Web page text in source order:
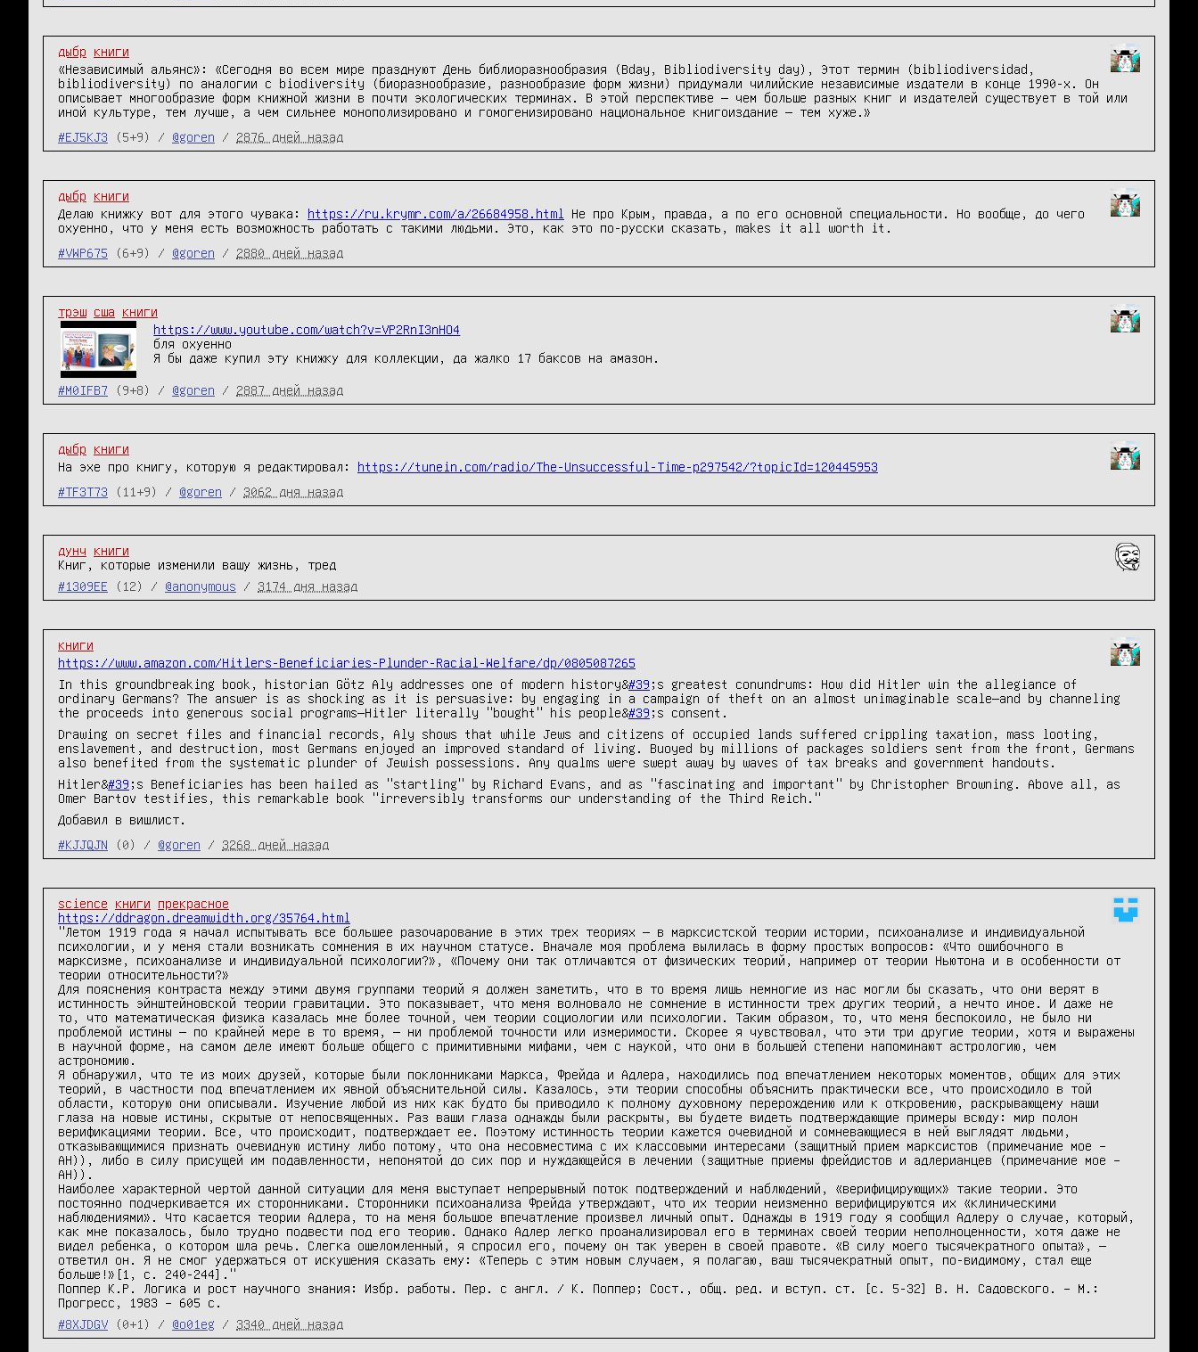
дыбр
книги
«Независимый альянс»: «Сегодня во всем мире празднуют День библиоразнообразия (Bday, Bibliodiversity day), Этот термин (bibliodiversidad,
bibliodiversity) по аналогии с biodiversity (биоразнообразие, разнообразие форм жизни) придумали чилийские независимые издатели в конце 1990-х. Он
описывает многообразие форм книжной жизни в почти экологических терминах. В этой перспективе — чем больше разных книг и издателей существует в той или
иной культуре, тем лучше, а чем сильнее монополизировано и гомогенизировано национальное книгоиздание — тем хуже.»
#EJ5KJ3
(5+9) / @goren / 2876 дней назад
дыбр
книги
Делаю книжку вот для этого чувака: https://ru.krymr.com/a/26684958.html
Не про Крым, правда, а по его основной специальности. Но вообще, до чего
охуенно, что у меня есть возможность работать с такими людьми. Это, как это по-русски сказать, makes it all worth it.
#VWP675
(6+9) / @goren / 2880 дней назад
трэш сша
книги
https://www.youtube.com/watch?v=VP2RnI3nHO4
бля охуенно
Я бы даже купил эту книжку для коллекции, да жалко 17 баксов на амазон.
#M0IFB7 (9+8) / @goren / 2887 дней назад
дыбр
книги
На эхе про книгу, которую я редактировал: https://tunein.com/radio/The-Unsuccessful-Time-p297542/?topicId=120445953
#TF3T73
(11+9) / @goren / 3062 дня назад
дунч
книги
Книг, которые изменили вашу жизнь, тред
#1309EE
(12) / @anonymous / 3174 дня назад
книги
https://www.amazon.com/Hitlers-Beneficiaries-Plunder-Racial-Welfare/dp/0805087265
In this groundbreaking book, historian Götz Aly addresses one of modern history&#39 ;s greatest conundrums: How did Hitler win the allegiance of
ordinary Germans? The answer is as shocking as it is persuasive: by engaging in a campaign of theft on an almost unimaginable scale―and by channeling
the proceeds into generous social programs―Hitler literally "bought" his people&#39 ;s consent.
Drawing on secret files and financial records, Aly shows that while Jews and citizens of occupied lands suffered crippling taxation, mass looting,
enslavement, and destruction, most Germans enjoyed an improved standard of living. Buoyed by millions of packages soldiers sent from the front, Germans
also benefited from the systematic plunder of Jewish possessions. Any qualms were swept away by waves of tax breaks and government handouts.
Hitler&#39 ;s Beneficiaries has been hailed as "startling" by Richard Evans, and as "fascinating and important" by Christopher Browning. Above all, as
Omer Bartov testifies, this remarkable book "irreversibly transforms our understanding of the Third Reich."
Добавил в вишлист.
#KJJQJN
(0) / @goren / 3268 дней назад
science книги
прекрасное
https://ddragon.dreamwidth.org/35764.html
"Летом 1919 года я начал испытывать все большее разочарование в этих трех теориях — в марксистской теории истории, психоанализе и индивидуальной
психологии, и у меня стали возникать сомнения в их научном статусе. Вначале моя проблема вылилась в форму простых вопросов: «Что ошибочного в
марксизме, психоанализе и индивидуальной психологии?», «Почему они так отличаются от физических теорий, например от теории Ньютона и в особенности от
теории относительности?»
Для пояснения контраста между этими двумя группами теорий я должен заметить, что в то время лишь немногие из нас могли бы сказать, что они верят в
истинность эйнштейновской теории гравитации. Это показывает, что меня волновало не сомнение в истинности трех других теорий, а нечто иное. И даже не
то, что математическая физика казалась мне более точной, чем теории социологии или психологии. Таким образом, то, что меня беспокоило, не было ни
проблемой истины — по крайней мере в то время, — ни проблемой точности или измеримости. Скорее я чувствовал, что эти три другие теории, хотя и выражены
в научной форме, на самом деле имеют больше общего с примитивными мифами, чем с наукой, что они в большей степени напоминают астрологию, чем
астрономию.
Я обнаружил, что те из моих друзей, которые были поклонниками Маркса, Фрейда и Адлера, находились под впечатлением некоторых моментов, общих для этих
теорий, в частности под впечатлением их явной объяснительной силы. Казалось, эти теории способны объяснить практически все, что происходило в той
области, которую они описывали. Изучение любой из них как будто бы приводило к полному духовному перерождению или к откровению, раскрывающему наши
глаза на новые истины, скрытые от непосвященных. Раз ваши глаза однажды были раскрыты, вы будете видеть подтверждающие примеры всюду: мир полон
верификациями теории. Все, что происходит, подтверждает ее. Поэтому истинность теории кажется очевидной и сомневающиеся в ней выглядят людьми,
отказывающимися признать очевидную истину либо потому, что она несовместима с их классовыми интересами (защитный прием марксистов (примечание мое –
АН)), либо в силу присущей им подавленности, непонятой до сих пор и нуждающейся в лечении (защитные приемы фрейдистов и адлерианцев (примечание мое –
АН)).
Наиболее характерной чертой данной ситуации для меня выступает непрерывный поток подтверждений и наблюдений, «верифицирующих» такие теории. Это
постоянно подчеркивается их сторонниками. Сторонники психоанализа Фрейда утверждают, что их теории неизменно верифицируются их «клиническими
наблюдениями». Что касается теории Адлера, то на меня большое впечатление произвел личный опыт. Однажды в 1919 году я сообщил Адлеру о случае, который,
как мне показалось, было трудно подвести под его теорию. Однако Адлер легко проанализировал его в терминах своей теории неполноценности, хотя даже не
видел ребенка, о котором шла речь. Слегка ошеломленный, я спросил его, почему он так уверен в своей правоте. «В силу моего тысячекратного опыта», —
ответил он. Я не смог удержаться от искушения сказать ему: «Теперь с этим новым случаем, я полагаю, ваш тысячекратный опыт, по-видимому, стал еще
больше!»[1, с. 240-244]."
Поппер К.Р. Логика и рост научного знания: Избр. работы. Пер. с англ. / К. Поппер; Сост., общ. ред. и вступ. ст. [с. 5-32] В. Н. Садовского. – М.:
Прогресс, 1983 – 605 с.
#8XJDGV
(0+1) / @o01eg / 3340 дней назад